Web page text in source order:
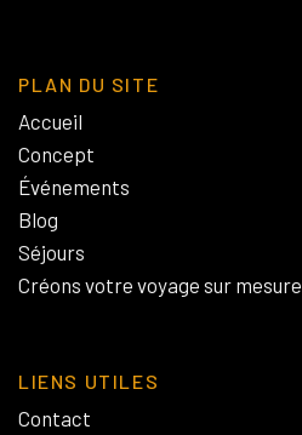
PLAN DU SITE
Accueil
Concept
Événements
Blog
Séjours
Créons votre voyage sur mesure
LIENS UTILES
Contact